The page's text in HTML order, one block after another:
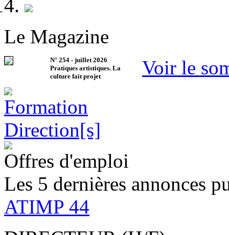
Le Magazine
N° 254 - juillet 2026
Pratiques artistiques. La
culture fait projet
Voir le
Offres d'emploi
Les 5 dernières annonces
ATIMP 44